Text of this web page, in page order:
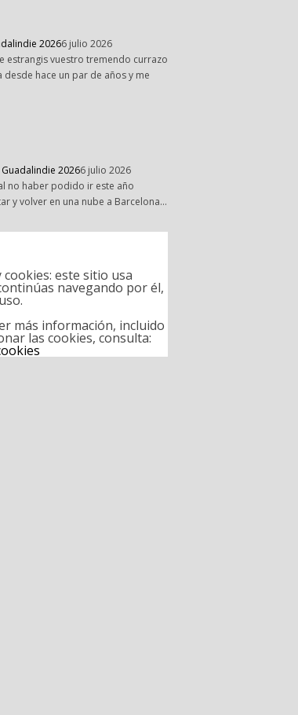
20266 julio 2026
estrangis vuestro tremendo currazo
desde hace un par de años y me
Guadalindie 20266 julio 2026
no haber podido ir este año
y volver en una nube a Barcelona…
cookies: este sitio usa
navegando por él,
más información, incluido
las cookies, consulta: